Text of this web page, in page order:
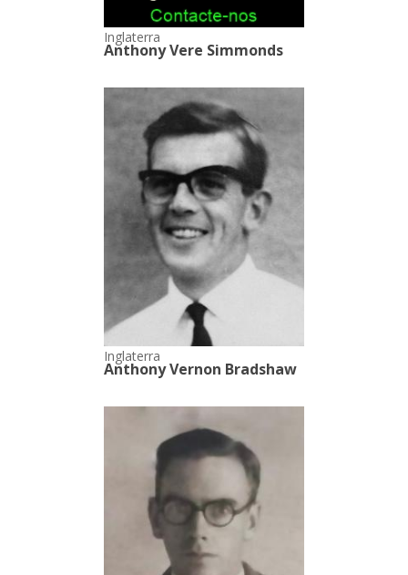
Inglaterra
Anthony Vere Simmonds
Inglaterra
Anthony Vernon Bradshaw